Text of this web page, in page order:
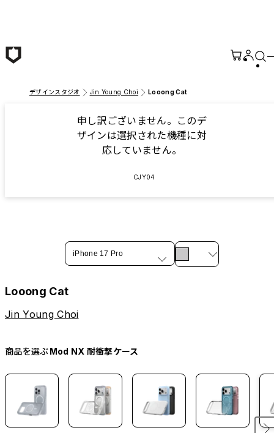
デザインスタジオ Jin Young Choi Looong Cat
申し訳ございません。このデ
ザインは選択された機種に対
応していません。
CJY04
iPhone 17 Pro
Looong Cat
Jin Young Choi
商品を選ぶMod NX 耐衝撃ケース